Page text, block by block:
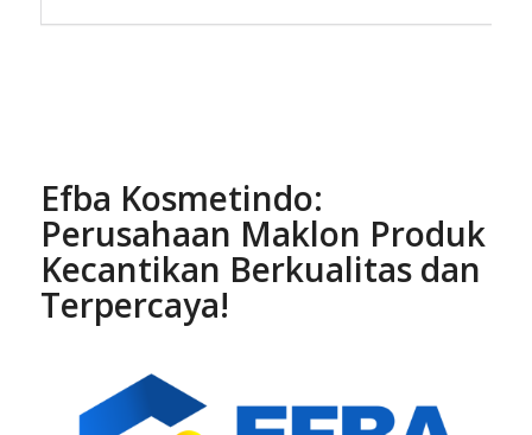
Efba Kosmetindo:
Perusahaan Maklon Produk
Kecantikan Berkualitas dan
Terpercaya!